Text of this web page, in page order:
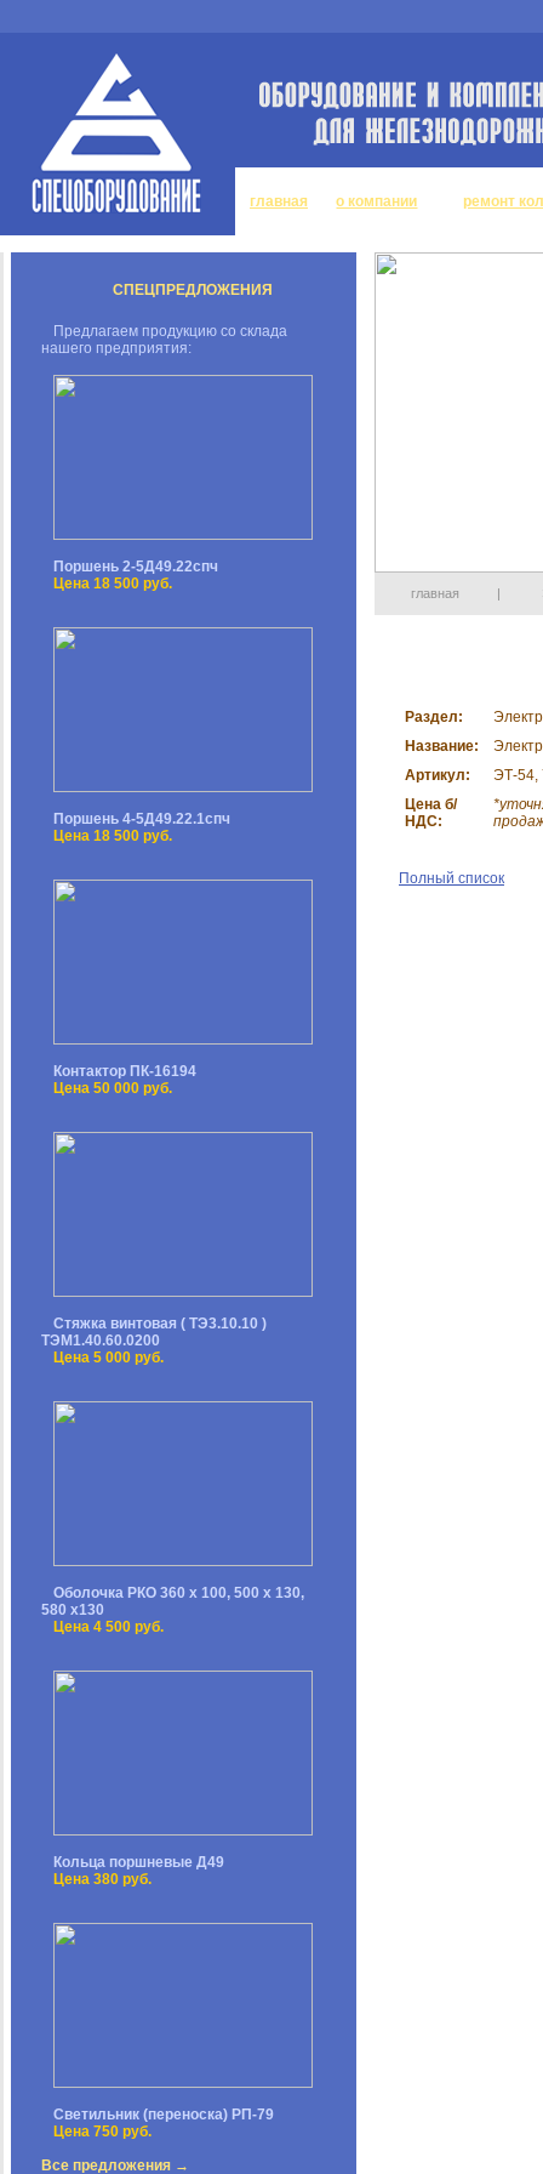
главная о компании ремонт
СПЕЦПРЕДЛОЖЕНИЯ
Предлагаем продукцию со склада
нашего предприятия:
Поршень 2-5Д49.22спч
Цена 18 500 руб.
Поршень 4-5Д49.22.1спч
Цена 18 500 руб.
Контактор ПК-16194
Цена 50 000 руб.
Стяжка винтовая ( ТЭ3.10.10 )
ТЭМ1.40.60.0200
Цена 5 000 руб.
Оболочка РКО 360 х 100, 500 х 130,
580 х130
Цена 4 500 руб.
Кольца поршневые Д49
Цена 380 руб.
Светильник (переноска) РП-79
Цена 750 руб.
Все предложения →
главная |
Раздел:
Название:
Артикул:
ЭТ-54,
Цена б/
НДС:
Полный список